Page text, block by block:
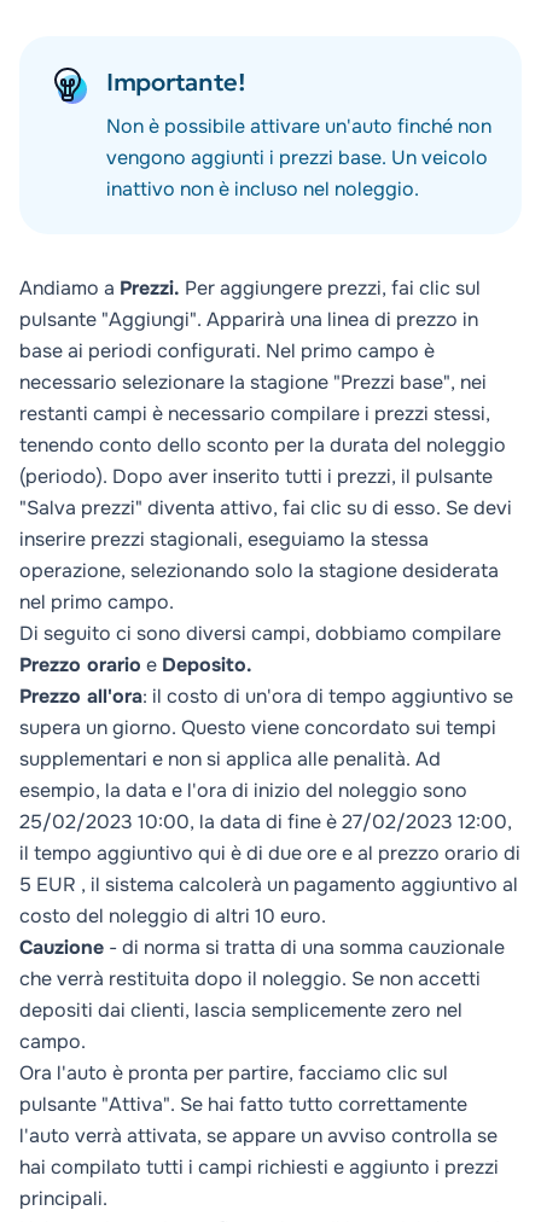
Importante!
Non è possibile attivare un'auto finché non
vengono aggiunti i prezzi base. Un veicolo
inattivo non è incluso nel noleggio.
Andiamo a Prezzi. Per aggiungere prezzi, fai clic sul
pulsante "Aggiungi". Apparirà una linea di prezzo in
base ai periodi configurati. Nel primo campo è
necessario selezionare la stagione "Prezzi base", nei
restanti campi è necessario compilare i prezzi stessi,
tenendo conto dello sconto per la durata del noleggio
(periodo). Dopo aver inserito tutti i prezzi, il pulsante
"Salva prezzi" diventa attivo, fai clic su di esso. Se devi
inserire prezzi stagionali, eseguiamo la stessa
operazione, selezionando solo la stagione desiderata
nel primo campo.
Di seguito ci sono diversi campi, dobbiamo compilare
Prezzo orario e Deposito.
Prezzo all'ora: il costo di un'ora di tempo aggiuntivo se
supera un giorno. Questo viene concordato sui tempi
supplementari e non si applica alle penalità. Ad
esempio, la data e l'ora di inizio del noleggio sono
25/02/2023 10:00, la data di fine è 27/02/2023 12:00,
il tempo aggiuntivo qui è di due ore e al prezzo orario di
5 EUR , il sistema calcolerà un pagamento aggiuntivo al
costo del noleggio di altri 10 euro.
Cauzione - di norma si tratta di una somma cauzionale
che verrà restituita dopo il noleggio. Se non accetti
depositi dai clienti, lascia semplicemente zero nel
campo.
Ora l'auto è pronta per partire, facciamo clic sul
pulsante "Attiva". Se hai fatto tutto correttamente
l'auto verrà attivata, se appare un avviso controlla se
hai compilato tutti i campi richiesti e aggiunto i prezzi
principali.